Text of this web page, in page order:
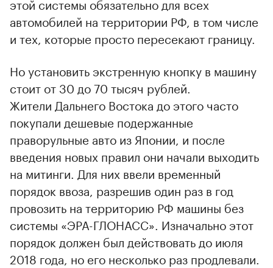
автомобилей на территории РФ, в том числе
и тех, которые просто пересекают границу.
00:00 / 00:00
Но установить экстренную кнопку в машину
стоит от 30 до 70 тысяч рублей.
Жители Дальнего Востока до этого часто
покупали дешевые подержанные
праворульные авто из Японии, и после
введения новых правил они начали выходить
на митинги. Для них ввели временный
порядок ввоза, разрешив один раз в год
провозить на территорию РФ машины без
системы «ЭРА-ГЛОНАСС». Изначально этот
порядок должен был действовать до июля
2018 года, но его несколько раз продлевали.